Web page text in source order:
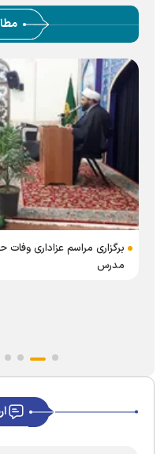
برگزاری مراسم عزاداری
مدرس